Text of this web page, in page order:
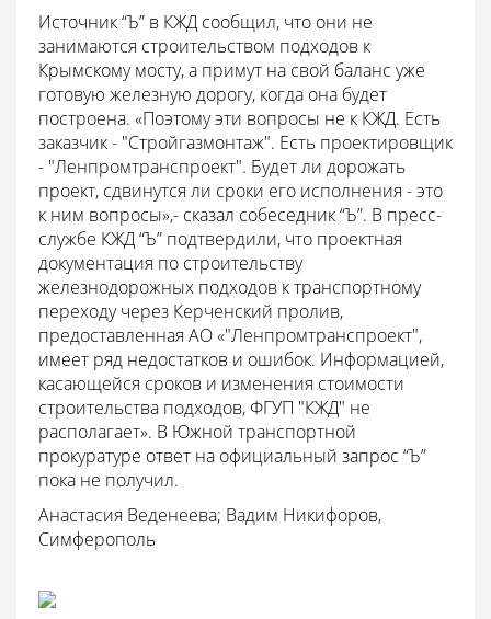
Источник “Ъ” в КЖД сообщил, что они не
занимаются строительством подходов к
Крымскому мосту, а примут на свой баланс уже
готовую железную дорогу, когда она будет
построена. «Поэтому эти вопросы не к КЖД. Есть
заказчик - "Стройгазмонтаж". Есть проектировщик
- "Ленпромтранспроект". Будет ли дорожать
проект, сдвинутся ли сроки его исполнения - это
к ним вопросы»,- сказал собеседник “Ъ”. В пресс-
службе КЖД “Ъ” подтвердили, что проектная
документация по строительству
железнодорожных подходов к транспортному
переходу через Керченский пролив,
предоставленная АО «"Ленпромтранспроект",
имеет ряд недостатков и ошибок. Информацией,
касающейся сроков и изменения стоимости
строительства подходов, ФГУП "КЖД" не
располагает». В Южной транспортной
прокуратуре ответ на официальный запрос “Ъ”
пока не получил.
Анастасия Веденеева; Вадим Никифоров,
Симферополь